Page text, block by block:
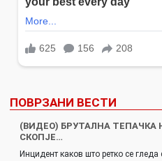
ПОВРЗАНИ ВЕСТИ
(ВИДЕО) БРУТАЛНА ТЕПАЧКА
СКОПЈЕ…
Инцидент каков што ретко се гледа